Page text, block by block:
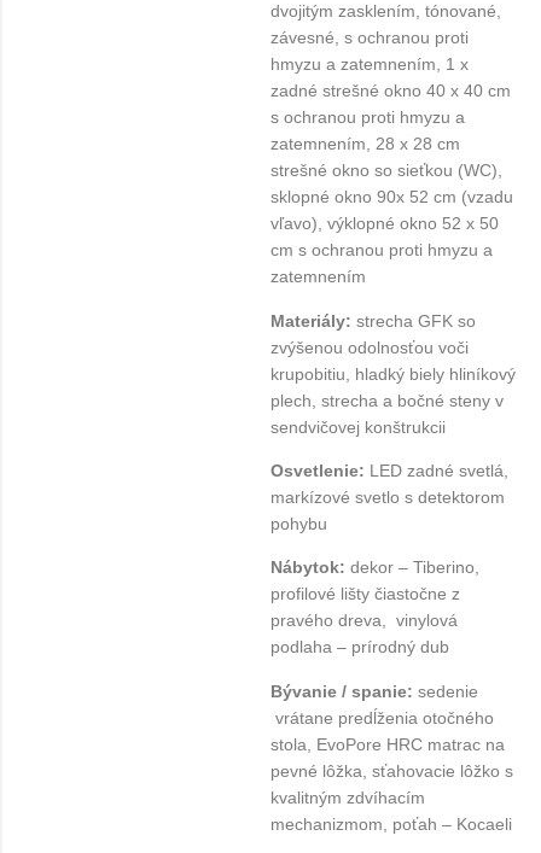
dvojitým zasklením, tónované,
závesné, s ochranou proti
hmyzu a zatemnením, 1 x
zadné strešné okno 40 x 40 cm
s ochranou proti hmyzu a
zatemnením, 28 x 28 cm
strešné okno so sieťkou (WC),
sklopné okno 90x 52 cm (vzadu
vľavo), výklopné okno 52 x 50
cm s ochranou proti hmyzu a
zatemnením
Materiály: strecha GFK so
zvýšenou odolnosťou voči
krupobitiu, hladký biely hliníkový
plech, strecha a bočné steny v
sendvičovej konštrukcii
Osvetlenie: LED zadné svetlá,
markízové ​​svetlo s detektorom
pohybu
Nábytok: dekor – Tiberino,
profilové lišty čiastočne z
pravého dreva, vinylová
podlaha – prírodný dub
Bývanie / spanie: sedenie
vrátane predĺženia otočného
stola, EvoPore HRC matrac na
pevné lôžka, sťahovacie lôžko s
kvalitným zdvíhacím
mechanizmom, poťah – Kocaeli